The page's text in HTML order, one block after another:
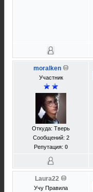
moralken
Участник
Откуда: Тверь
Сообщений: 2
Репутация: 0
Laura22
Учу Правила